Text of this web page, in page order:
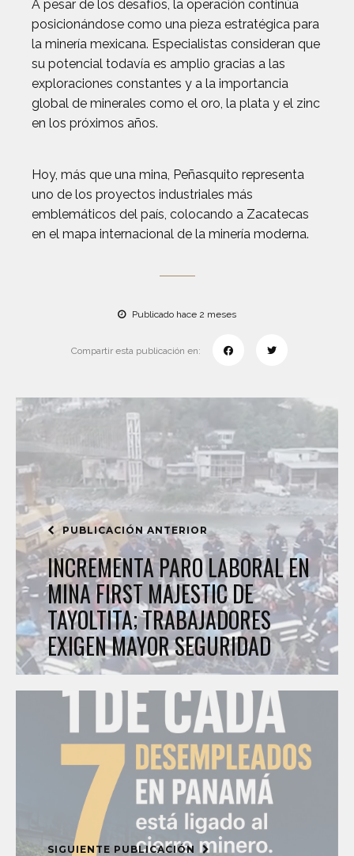
A pesar de los desafíos, la operación continúa
posicionándose como una pieza estratégica para
la minería mexicana. Especialistas consideran que
su potencial todavía es amplio gracias a las
exploraciones constantes y a la importancia
global de minerales como el oro, la plata y el zinc
en los próximos años.
Hoy, más que una mina, Peñasquito representa
uno de los proyectos industriales más
emblemáticos del país, colocando a Zacatecas
en el mapa internacional de la minería moderna.
Publicado hace 2 meses
Compartir esta publicación en:
PUBLICACIÓN ANTERIOR
INCREMENTA PARO LABORAL EN
MINA FIRST MAJESTIC DE
TAYOLTITA; TRABAJADORES
EXIGEN MAYOR SEGURIDAD
SIGUIENTE PUBLICACIÓN